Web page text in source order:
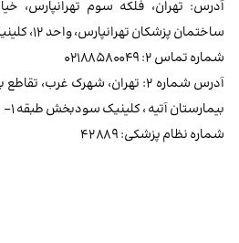
ساختمان پزشکان تهرانپارس، واحد ۱۲، کلینیک فوق تخصصی متین
شماره تماس ۲: ۰۲۱۸۸۵۸۰۰۴۹
آدرس شماره ۲: تهران، شهرک غرب،
بیمارستان آتیه ، کلینیک سودبخش طبقه ۱-
شماره نظام پزشکی: ۴۲۸۸۹